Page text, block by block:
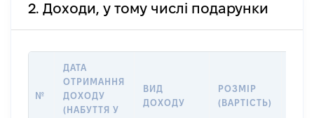
2. Доходи, у тому числі подарунки
№
ДАТА
ОТРИМАННЯ
ДОХОДУ
(НАБУТТЯ У
ВИД
ДОХОДУ
РОЗМІР
(ВАРТІСТЬ)